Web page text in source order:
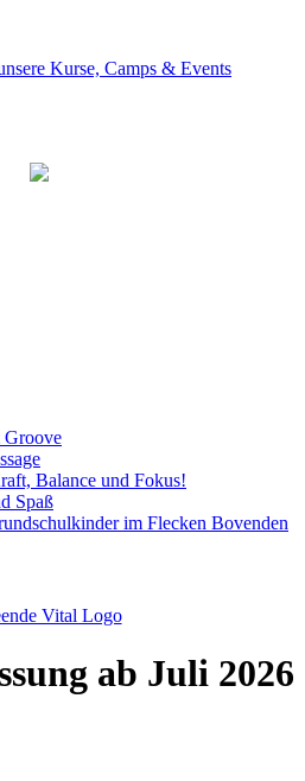
Kurse, Camps & Events
Balance und Fokus!
Spaß
im Flecken Bovenden
ab Juli 2026